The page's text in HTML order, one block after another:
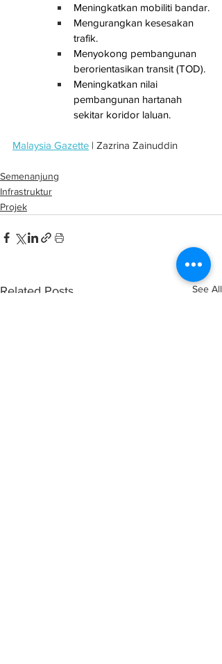
Meningkatkan mobiliti bandar.
Mengurangkan kesesakan
trafik.
Menyokong pembangunan
berorientasikan transit (TOD).
Meningkatkan nilai
pembangunan hartanah
sekitar koridor laluan.
Malaysia Gazette | Zazrina Zainuddin
Semenanjung
Infrastruktur
Projek
Related Posts See All